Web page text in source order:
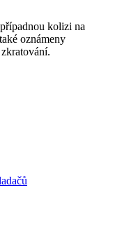
kolizi na
oznámeny